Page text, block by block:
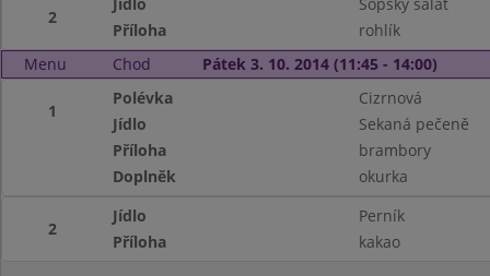
2
Příloha
rohlík
Menu
Chod Pátek 3. 10. 2014 (11:45 - 14:00)
1
Polévka
Cizrnová
Jídlo
Sekaná pečeně
Příloha
brambory
Doplněk
okurka
2
Jídlo
Perník
Příloha
kakao